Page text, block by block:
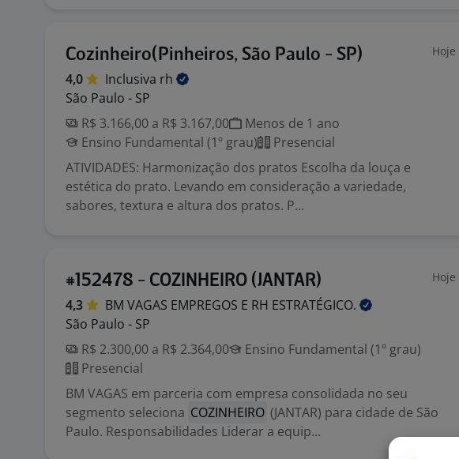
Cozinheiro(Pinheiros, São Paulo - SP) Hoje
4,0 Inclusiva rh
São Paulo - SP
R$ 3.166,00 a R$ 3.167,00
Menos de 1 ano
Ensino Fundamental (1º grau)
Presencial
ATIVIDADES: Harmonização dos pratos Escolha da louça e
estética do prato. Levando em consideração a variedade,
sabores, textura e altura dos pratos. P...
#152478 - COZINHEIRO (JANTAR) Hoje
4,3 BM VAGAS EMPREGOS E RH ESTRATÉGICO.
São Paulo - SP
R$ 2.300,00 a R$ 2.364,00
Ensino Fundamental (1º grau)
Presencial
BM VAGAS em parceria com empresa consolidada no seu
segmento seleciona COZINHEIRO (JANTAR) para cidade de São
Paulo. Responsabilidades Liderar a equip...